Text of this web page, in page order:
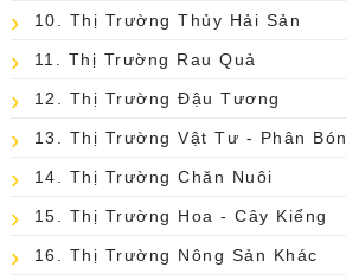
10. Thị Trường Thủy Hải Sản
11. Thị Trường Rau Quả
12. Thị Trường Đậu Tương
13. Thị Trường Vật Tư - Phân Bón
14. Thị Trường Chăn Nuôi
15. Thị Trường Hoa - Cây Kiểng
16. Thị Trường Nông Sản Khác